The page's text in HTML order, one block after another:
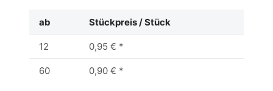
ab Stückpreis / Stück
12 0,95 € *
60 0,90 € *